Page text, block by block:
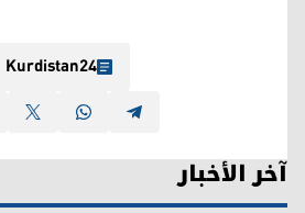
Kurdistan24
آخر الأخبار